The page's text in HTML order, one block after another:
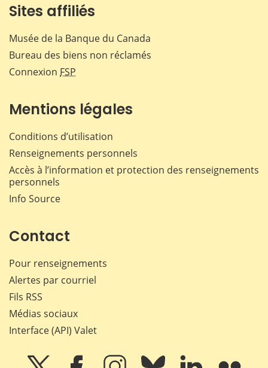
Sites affiliés
Musée de la Banque du Canada
Bureau des biens non réclamés
Connexion FSP
Mentions légales
Conditions d’utilisation
Renseignements personnels
Accès à l’information et protection des renseignements
personnels
Info Source
Contact
Pour renseignements
Alertes par courriel
Fils RSS
Médias sociaux
Interface (API) Valet